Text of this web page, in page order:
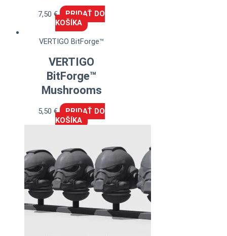
7,50€
PRIDAŤ DO
KOŠÍKA
VERTIGO BitForge™
VERTIGO
BitForge™
Mushrooms
5,50€
PRIDAŤ DO
KOŠÍKA